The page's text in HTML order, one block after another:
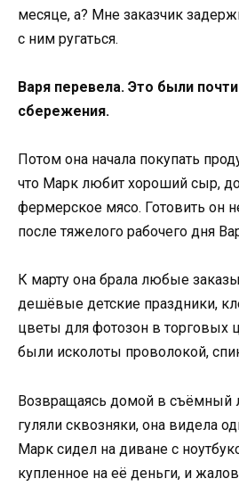
месяце, а? Мне заказчик
с ним ругаться.
Варя перевела. Это были
сбережения.
Потом она начала покупать
что Марк любит хороший сыр,
фермерское мясо. Готовить он
после тяжелого рабочего дня
К марту она брала любые
дешёвые детские праздники,
цветы для фотозон в торговых
были исколоты проволокой,
Возвращаясь домой в съёмный
гуляли сквозняки, она видела
Марк сидел на диване с
купленное на её деньги, и